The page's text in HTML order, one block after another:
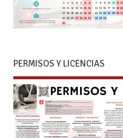
PERMISOS Y LICENCIAS